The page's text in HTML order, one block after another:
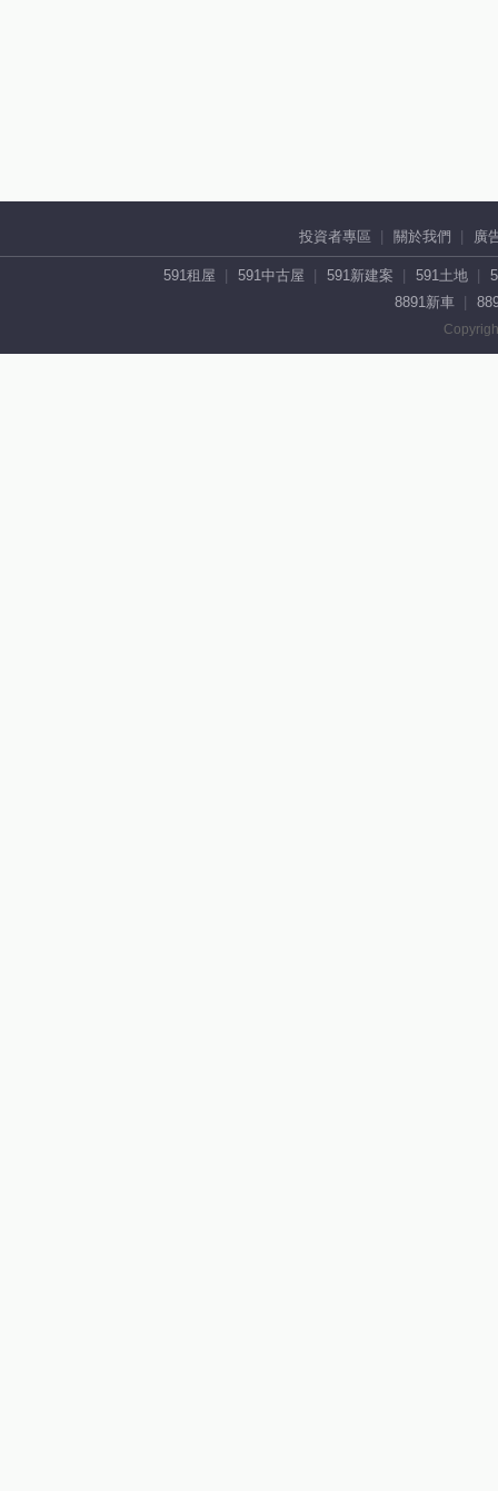
投資者專區 關於我們 廣
591租屋 591中古屋 591新建案 591土地
8891新車